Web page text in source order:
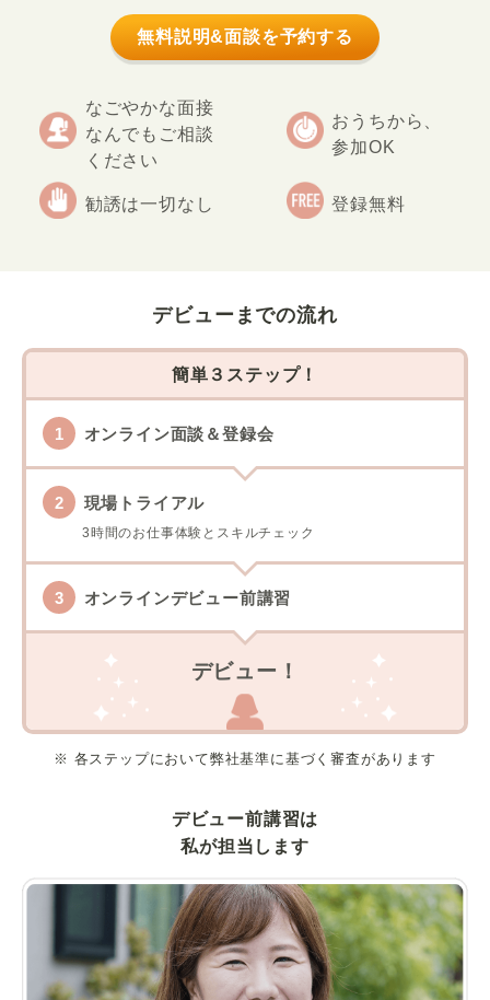
無料説明&面談を予約する
なごやかな面接
なんでもご相談
ください
おうちから、
参加OK
勧誘は一切なし 登録無料
デビューまでの流れ
簡単３ステップ！
オンライン面談＆登録会
現場トライアル
3時間のお仕事体験とスキルチェック
オンラインデビュー前講習
デビュー！
※ 各ステップにおいて弊社基準に基づく審査があります
デビュー前講習は
私が担当します